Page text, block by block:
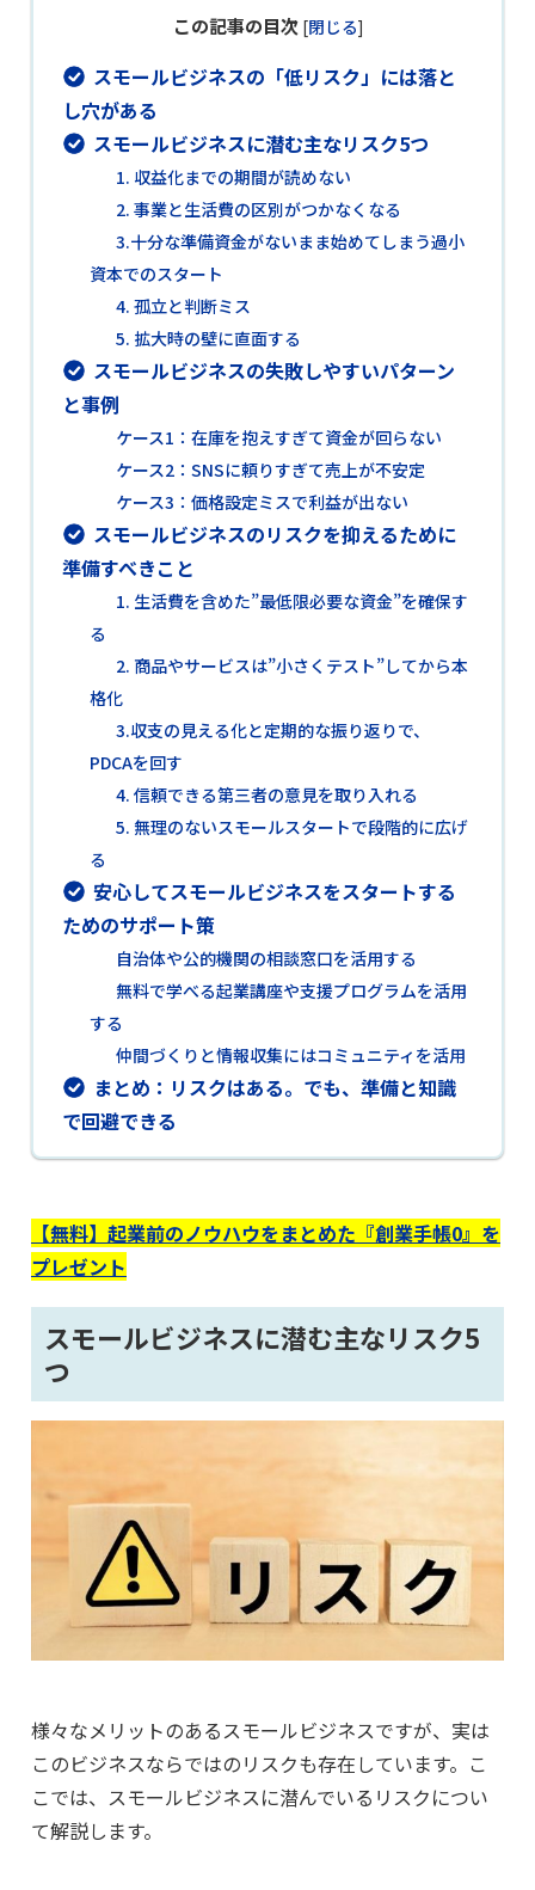
この記事の目次 [閉じる]
スモールビジネスの「低リスク」には落と
し穴がある
スモールビジネスに潜む主なリスク5つ
1. 収益化までの期間が読めない
2. 事業と生活費の区別がつかなくなる
3.十分な準備資金がないまま始めてしまう過小
資本でのスタート
4. 孤立と判断ミス
5. 拡大時の壁に直面する
スモールビジネスの失敗しやすいパターン
と事例
ケース1：在庫を抱えすぎて資金が回らない
ケース2：SNSに頼りすぎて売上が不安定
ケース3：価格設定ミスで利益が出ない
スモールビジネスのリスクを抑えるために
準備すべきこと
1. 生活費を含めた”最低限必要な資金”を確保す
る
2. 商品やサービスは”小さくテスト”してから本
格化
3.収支の見える化と定期的な振り返りで、
PDCAを回す
4. 信頼できる第三者の意見を取り入れる
5. 無理のないスモールスタートで段階的に広げ
る
安心してスモールビジネスをスタートする
ためのサポート策
自治体や公的機関の相談窓口を活用する
無料で学べる起業講座や支援プログラムを活用
する
仲間づくりと情報収集にはコミュニティを活用
まとめ：リスクはある。でも、準備と知識
で回避できる
【無料】起業前のノウハウをまとめた『創業手帳0』を
プレゼント
スモールビジネスに潜む主なリスク5
つ
様々なメリットのあるスモールビジネスですが、実は
このビジネスならではのリスクも存在しています。こ
こでは、スモールビジネスに潜んでいるリスクについ
て解説します。